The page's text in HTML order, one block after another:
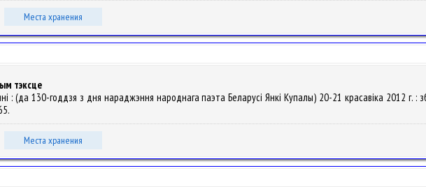
Места хранения
тэксце
: (да 130-годдзя з дня нараджэння народнага паэта Беларусі Янкі Купалы) 20-21 красавіка 2012 г. :
Места хранения